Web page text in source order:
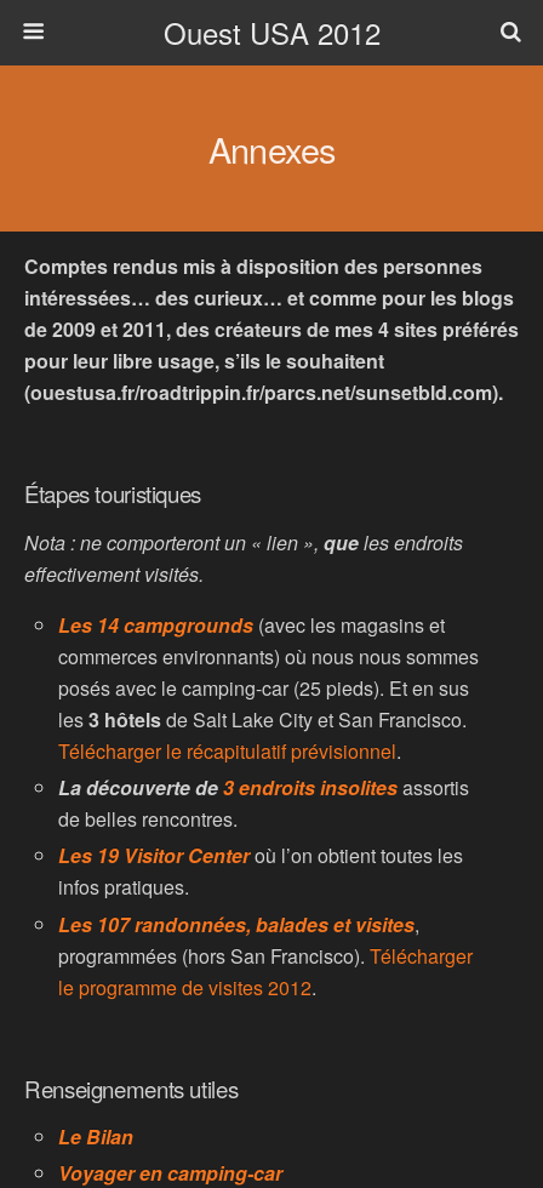
Ouest USA 2012
Annexes
Comptes rendus mis à disposition des personnes
intéressées… des curieux… et comme pour les blogs
de 2009 et 2011, des créateurs de mes 4 sites préférés
pour leur libre usage, s’ils le souhaitent
(ouestusa.fr/roadtrippin.fr/parcs.net/sunsetbld.com).
Étapes touristiques
Nota : ne comporteront un « lien », queles endroits
effectivement visités.
Les 14 campgrounds (avec les magasins et
commerces environnants) où nous nous sommes
posés avec le camping-car (25 pieds). Et en sus
les3 hôtelsde Salt Lake City et San Francisco.
Télécharger le récapitulatif prévisionnel.
La découverte de3 endroits insolitesassortis
de belles rencontres.
Les 19 Visitor Centeroù l’on obtient toutes les
infos pratiques.
Les 107 randonnées, balades et visites,
programmées (hors San Francisco).Télécharger
le programme de visites 2012.
Renseignements utiles
Le Bilan
Voyager en camping-car